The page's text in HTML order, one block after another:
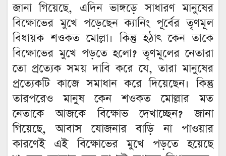
জানা গিয়েছে, এদিন ভাঙ্গড়ে সাধারণ মানুষের
বিক্ষোভের মুখে পড়েছেন ক্যানিং পূর্বের তৃণমূল
বিধায়ক শওকত মোল্লা। কিন্তু হঠাৎ কেন তাকে
বিক্ষোভের মুখে পড়তে হলো? তৃণমূলের নেতারা
তো প্রত্যেক সময় দাবি করে যে, তারা মানুষের
প্রত্যেকটি কাজে সমাধান করে দিয়েছেন। কিন্তু
তারপরেও মানুষ কেন শওকত মোল্লার মত
নেতাকে আজকে বিক্ষোভ দেখাচ্ছেন? জানা
গিয়েছে, আবাস যোজনার বাড়ি না পাওয়ার
কারণেই এই বিক্ষোভের মুখে পড়তে হয়েছে